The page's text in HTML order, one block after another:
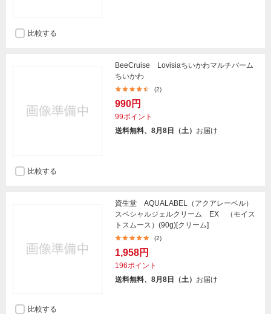
比較する
BeeCruise Lovisiaちいかわマルチバーム
ちいかわ
(2)
990円
99ポイント
送料無料、8月8日（土） お届け
比較する
資生堂 AQUALABEL（アクアレーベル）
スペシャルジェルクリーム EX （モイス
トスムース）(90g)[クリーム]
(2)
1,958円
196ポイント
送料無料、8月8日（土） お届け
比較する